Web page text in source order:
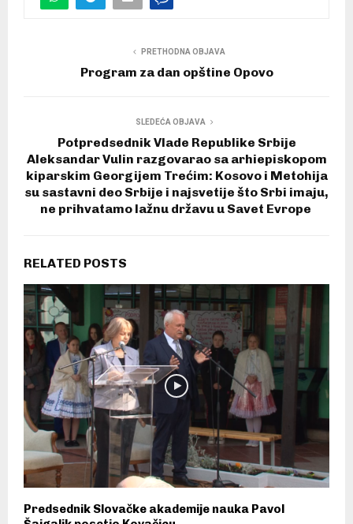
PRETHODNA OBJAVA
Program za dan opštine Opovo
SLEDEĆA OBJAVA
Potpredsednik Vlade Republike Srbije
Aleksandar Vulin razgovarao sa arhiepiskopom
kiparskim Georgijem Trećim: Kosovo i Metohija
su sastavni deo Srbije i najsvetije što Srbi imaju,
ne prihvatamo lažnu državu u Savet Evrope
RELATED POSTS
Predsednik Slovačke akademije nauka Pavol